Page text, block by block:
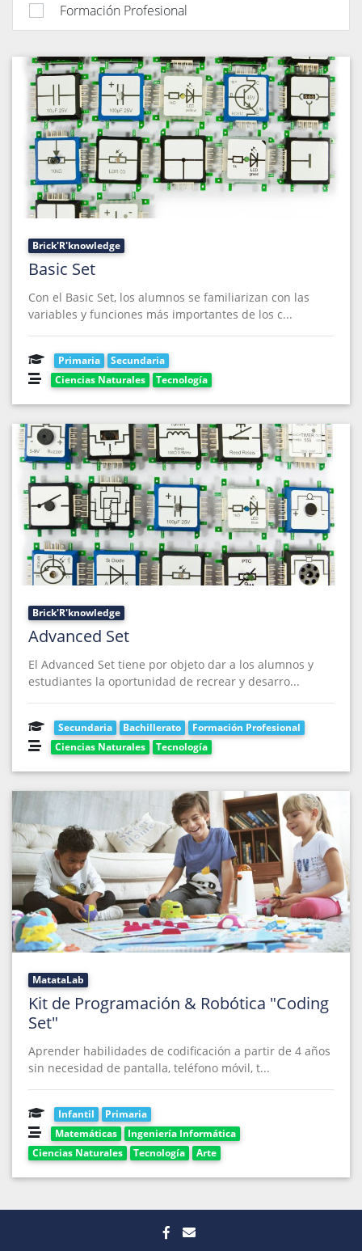
Formación Profesional
Brick'R'knowledge
Basic Set
Con el Basic Set, los alumnos se familiarizan con las
variables y funciones más importantes de los c...
Primaria
Secundaria
Ciencias Naturales
Tecnología
Brick'R'knowledge
Advanced Set
El Advanced Set tiene por objeto dar a los alumnos y
estudiantes la oportunidad de recrear y desarro...
Secundaria Bachillerato
Formación Profesional
Ciencias Naturales
Tecnología
MatataLab
Kit de Programación & Robótica "Coding
Set"
Aprender habilidades de codificación a partir de 4 años
sin necesidad de pantalla, teléfono móvil, t...
Infantil
Primaria
Matemáticas
Ingeniería Informática
Ciencias Naturales
Tecnología Arte